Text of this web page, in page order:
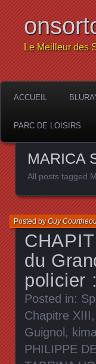
Le Meilleur des
ACCUEIL
PARC DE LOISIRS
MARICA
All posts tagged
du
policier
Posted byGuy
Posted in:
Chapitre XIII,
Guignol,
PHILIPPE